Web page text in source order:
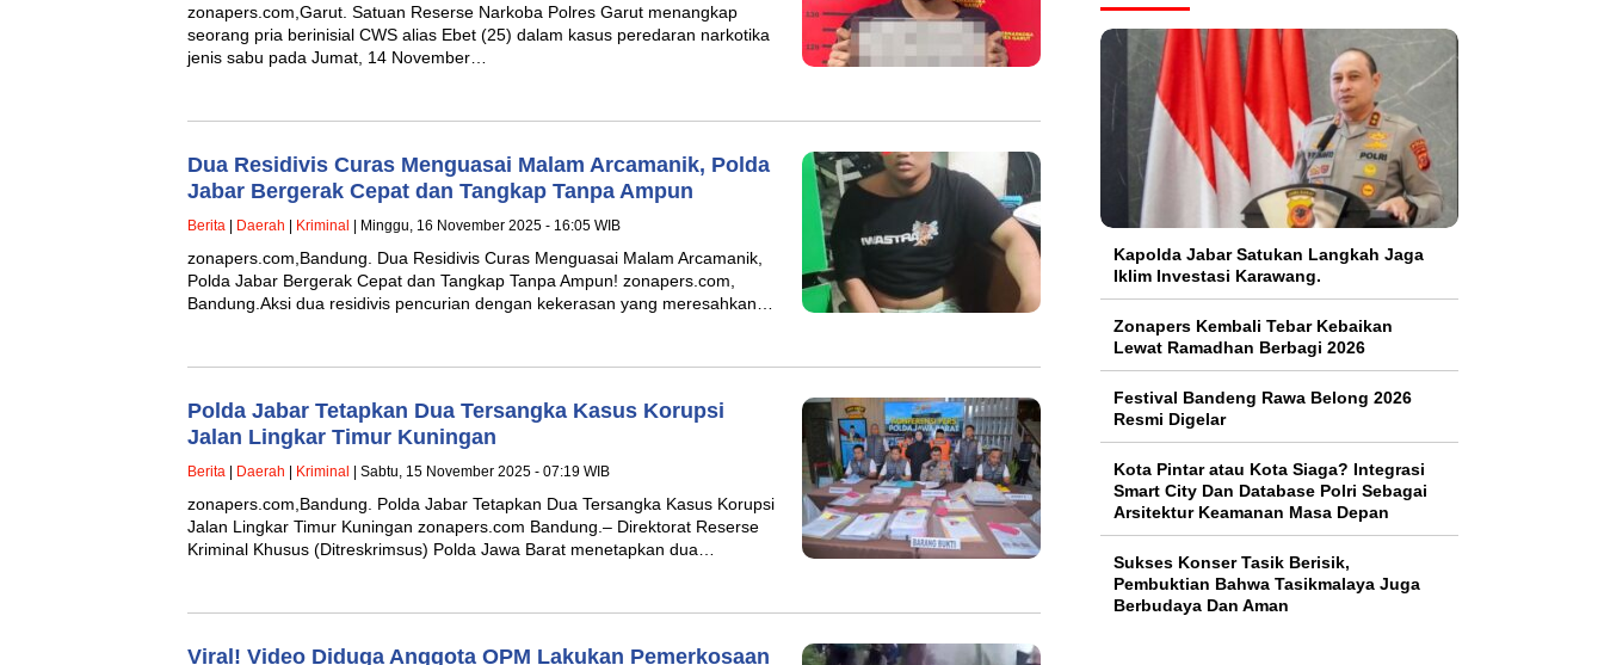
zonapers.com,Garut. Satuan Reserse Narkoba Polres Garut menangkap
seorang pria berinisial CWS alias Ebet (25) dalam kasus peredaran narkotika
jenis sabu pada Jumat, 14 November…
Dua Residivis Curas Menguasai Malam Arcamanik, Polda
Jabar Bergerak Cepat dan Tangkap Tanpa Ampun
Berita Daerah Kriminal | Minggu, 16 November 2025 - 16:05 WIB
zonapers.com,Bandung. Dua Residivis Curas Menguasai Malam Arcamanik,
Polda Jabar Bergerak Cepat dan Tangkap Tanpa Ampun! zonapers.com,
Bandung.Aksi dua residivis pencurian dengan kekerasan yang meresahkan…
Polda Jabar Tetapkan Dua Tersangka Kasus Korupsi
Jalan Lingkar Timur Kuningan
Berita Daerah Kriminal | Sabtu, 15 November 2025 - 07:19 WIB
zonapers.com,Bandung. Polda Jabar Tetapkan Dua Tersangka Kasus Korupsi
Jalan Lingkar Timur Kuningan zonapers.com Bandung.– Direktorat Reserse
Kriminal Khusus (Ditreskrimsus) Polda Jawa Barat menetapkan dua…
Viral! Video Diduga Anggota OPM Lakukan Pemerkosaan
Kapolda Jabar Satukan Langkah Jaga
Iklim Investasi Karawang.
Zonapers Kembali Tebar Kebaikan
Lewat Ramadhan Berbagi 2026
Festival Bandeng Rawa Belong 2026
Resmi Digelar
Kota Pintar atau Kota Siaga? Integrasi
Smart City Dan Database Polri Sebagai
Arsitektur Keamanan Masa Depan
Sukses Konser Tasik Berisik,
Pembuktian Bahwa Tasikmalaya Juga
Berbudaya Dan Aman